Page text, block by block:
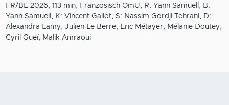
FR/BE 2026, 113 min, Französisch OmU, R: Yann Samuell, B:
Yann Samuell, K: Vincent Gallot, S: Nassim Gordji Tehrani, D:
Alexandra Lamy, Julien Le Berre, Eric Métayer, Mélanie Doutey,
Cyril Gueï, Malik Amraoui